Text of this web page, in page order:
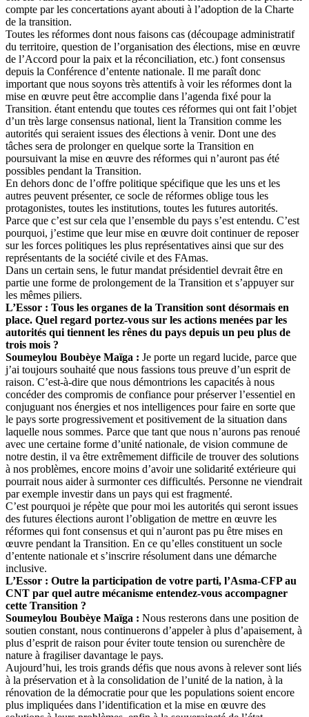
compte par les concertations ayant abouti à l’adoption de la Charte
de la transition.
Toutes les réformes dont nous faisons cas (découpage administratif
du territoire, question de l’organisation des élections, mise en œuvre
de l’Accord pour la paix et la réconciliation, etc.) font consensus
depuis la Conférence d’entente nationale. Il me paraît donc
important que nous soyons très attentifs à voir les réformes dont la
mise en œuvre peut être accomplie dans l’agenda fixé pour la
Transition. étant entendu que toutes ces réformes qui ont fait l’objet
d’un très large consensus national, lient la Transition comme les
autorités qui seraient issues des élections à venir. Dont une des
tâches sera de prolonger en quelque sorte la Transition en
poursuivant la mise en œuvre des réformes qui n’auront pas été
possibles pendant la Transition.
En dehors donc de l’offre politique spécifique que les uns et les
autres peuvent présenter, ce socle de réformes oblige tous les
protagonistes, toutes les institutions, toutes les futures autorités.
Parce que c’est sur cela que l’ensemble du pays s’est entendu. C’est
pourquoi, j’estime que leur mise en œuvre doit continuer de reposer
sur les forces politiques les plus représentatives ainsi que sur des
représentants de la société civile et des FAmas.
Dans un certain sens, le futur mandat présidentiel devrait être en
partie une forme de prolongement de la Transition et s’appuyer sur
les mêmes piliers.
L’Essor : Tous les organes de la Transition sont désormais en
place. Quel regard portez-vous sur les actions menées par les
autorités qui tiennent les rênes du pays depuis un peu plus de
trois mois ?
Soumeylou Boubèye Maïga : Je porte un regard lucide, parce que
j’ai toujours souhaité que nous fassions tous preuve d’un esprit de
raison. C’est-à-dire que nous démontrions les capacités à nous
concéder des compromis de confiance pour préserver l’essentiel en
conjuguant nos énergies et nos intelligences pour faire en sorte que
le pays sorte progressivement et positivement de la situation dans
laquelle nous sommes. Parce que tant que nous n’aurons pas renoué
avec une certaine forme d’unité nationale, de vision commune de
notre destin, il va être extrêmement difficile de trouver des solutions
à nos problèmes, encore moins d’avoir une solidarité extérieure qui
pourrait nous aider à surmonter ces difficultés. Personne ne viendrait
par exemple investir dans un pays qui est fragmenté.
C’est pourquoi je répète que pour moi les autorités qui seront issues
des futures élections auront l’obligation de mettre en œuvre les
réformes qui font consensus et qui n’auront pas pu être mises en
œuvre pendant la Transition. En ce qu’elles constituent un socle
d’entente nationale et s’inscrire résolument dans une démarche
inclusive.
L’Essor : Outre la participation de votre parti, l’Asma-CFP au
CNT par quel autre mécanisme entendez-vous accompagner
cette Transition ?
Soumeylou Boubèye Maïga : Nous resterons dans une position de
soutien constant, nous continuerons d’appeler à plus d’apaisement, à
plus d’esprit de raison pour éviter toute tension ou surenchère de
nature à fragiliser davantage le pays.
Aujourd’hui, les trois grands défis que nous avons à relever sont liés
à la préservation et à la consolidation de l’unité de la nation, à la
rénovation de la démocratie pour que les populations soient encore
plus impliquées dans l’identification et la mise en œuvre des